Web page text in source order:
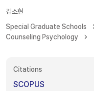
김소현
Special Graduate Schools
Counseling Psychology
Citations
SCOPUS